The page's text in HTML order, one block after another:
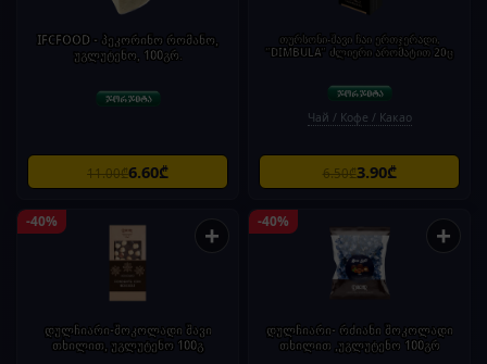
IFCFOOD - პეკორინო რომანო,
უგლუტენო, 100გრ.
11.00₾6.60₾
თურსონი-შავი ჩაი ერთჯერადი,
"DIMBULA" ძლიერი არომატით 20ც
Чай / Кофе / Какао
6.50₾3.90₾
-40% +
დულჩიარი-შოკოლადი შავი
თხილით, უგლუტენო 100გ
-40% +
დულჩიარი- რძიანი შოკოლადი
თხილით ,უგლუტენო 100გრ